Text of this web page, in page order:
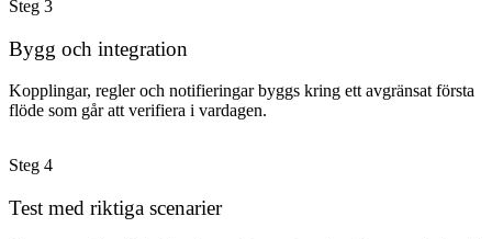
Steg 3
Bygg och integration
Kopplingar, regler och notifieringar byggs kring ett avgränsat första
flöde som går att verifiera i vardagen.
Steg 4
Test med riktiga scenarier